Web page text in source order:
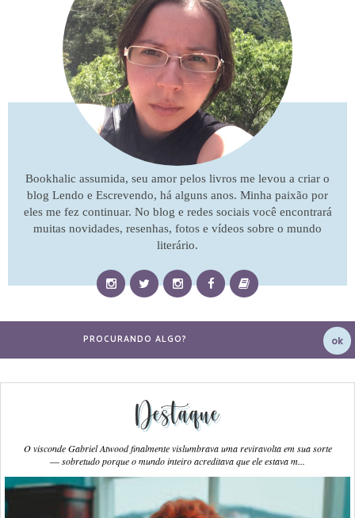
Bookhalic assumida, seu amor pelos livros me levou a criar o
blog Lendo e Escrevendo, há alguns anos. Minha paixão por
eles me fez continuar. No blog e redes sociais você encontrará
muitas novidades, resenhas, fotos e vídeos sobre o mundo
literário.
Destaque
O visconde Gabriel Atwood finalmente vislumbrava uma reviravolta em sua sorte
― sobretudo porque o mundo inteiro acreditava que ele estava m...